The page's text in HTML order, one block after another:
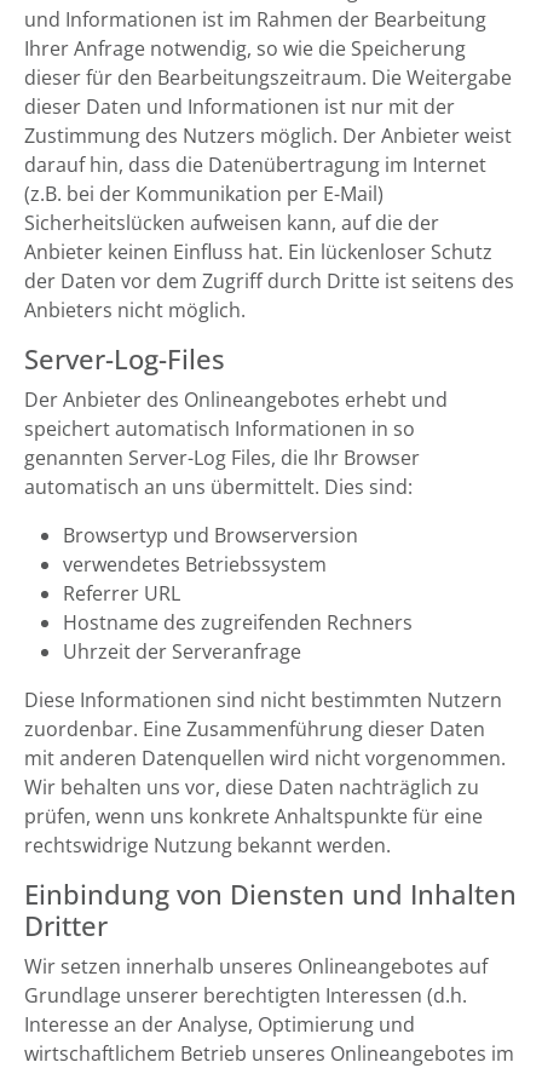
und Informationen ist im Rahmen der Bearbeitung
Ihrer Anfrage notwendig, so wie die Speicherung
dieser für den Bearbeitungszeitraum. Die Weitergabe
dieser Daten und Informationen ist nur mit der
Zustimmung des Nutzers möglich. Der Anbieter weist
darauf hin, dass die Datenübertragung im Internet
(z.B. bei der Kommunikation per E-Mail)
Sicherheitslücken aufweisen kann, auf die der
Anbieter keinen Einfluss hat. Ein lückenloser Schutz
der Daten vor dem Zugriff durch Dritte ist seitens des
Anbieters nicht möglich.
Server-Log-Files
Der Anbieter des Onlineangebotes erhebt und
speichert automatisch Informationen in so
genannten Server-Log Files, die Ihr Browser
automatisch an uns übermittelt. Dies sind:
Browsertyp und Browserversion
verwendetes Betriebssystem
Referrer URL
Hostname des zugreifenden Rechners
Uhrzeit der Serveranfrage
Diese Informationen sind nicht bestimmten Nutzern
zuordenbar. Eine Zusammenführung dieser Daten
mit anderen Datenquellen wird nicht vorgenommen.
Wir behalten uns vor, diese Daten nachträglich zu
prüfen, wenn uns konkrete Anhaltspunkte für eine
rechtswidrige Nutzung bekannt werden.
Einbindung von Diensten und Inhalten
Dritter
Wir setzen innerhalb unseres Onlineangebotes auf
Grundlage unserer berechtigten Interessen (d.h.
Interesse an der Analyse, Optimierung und
wirtschaftlichem Betrieb unseres Onlineangebotes im